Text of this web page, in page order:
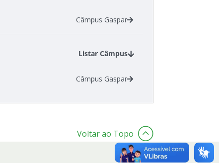
Câmpus Gaspar
Listar Câmpus
Câmpus Gaspar
Voltar ao Topo